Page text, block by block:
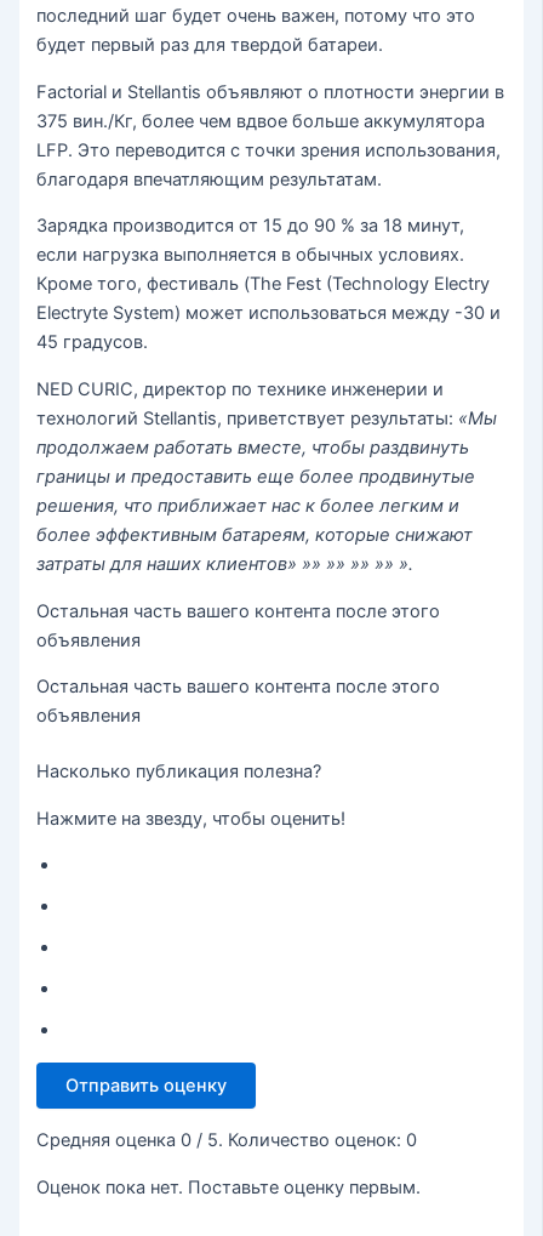
последний шаг будет очень важен, потому что это
будет первый раз для твердой батареи.
Factorial и Stellantis объявляют о плотности энергии в
375 вин./Кг, более чем вдвое больше аккумулятора
LFP. Это переводится с точки зрения использования,
благодаря впечатляющим результатам.
Зарядка производится от 15 до 90 % за 18 минут,
если нагрузка выполняется в обычных условиях.
Кроме того, фестиваль (The Fest (Technology Electry
Electryte System) может использоваться между -30 и
45 градусов.
NED CURIC, директор по технике инженерии и
технологий Stellantis, приветствует результаты: «Мы
продолжаем работать вместе, чтобы раздвинуть
границы и предоставить еще более продвинутые
решения, что приближает нас к более легким и
более эффективным батареям, которые снижают
затраты для наших клиентов» »» »» »» »» ».
Остальная часть вашего контента после этого
объявления
Остальная часть вашего контента после этого
объявления
Насколько публикация полезна?
Нажмите на звезду, чтобы оценить!
Отправить оценку
Средняя оценка 0 / 5. Количество оценок: 0
Оценок пока нет. Поставьте оценку первым.